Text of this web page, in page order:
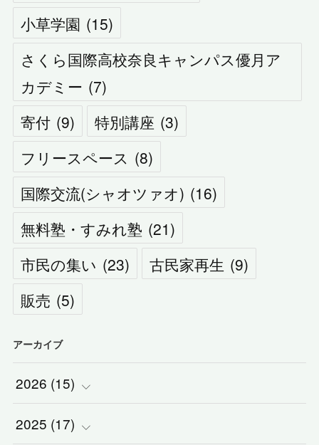
小草学園 (15)
さくら国際高校奈良キャンパス優月ア
カデミー (7)
寄付 (9) 特別講座 (3)
フリースペース (8)
国際交流(シャオツァオ) (16)
無料塾・すみれ塾 (21)
市民の集い (23) 古民家再生 (9)
販売 (5)
アーカイブ
2026 (15)
(1)
2025 (17)